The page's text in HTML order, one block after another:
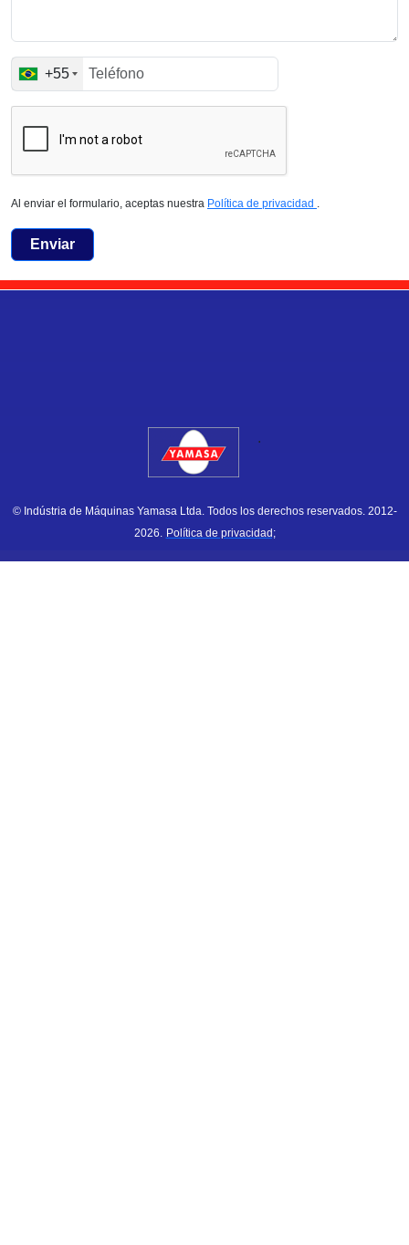
+55
Al enviar el formulario, aceptas nuestra Política de privacidad
Enviar
.
© Indústria de Máquinas Yamasa Ltda. Todos los derechos reservados. 2012-
2026.
Política de privacidad;